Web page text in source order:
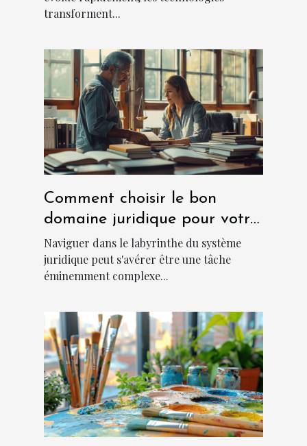
transforment...
Comment choisir le bon
domaine juridique pour votre
cas ?
Naviguer dans le labyrinthe du système
juridique peut s'avérer être une tâche
éminemment complexe...